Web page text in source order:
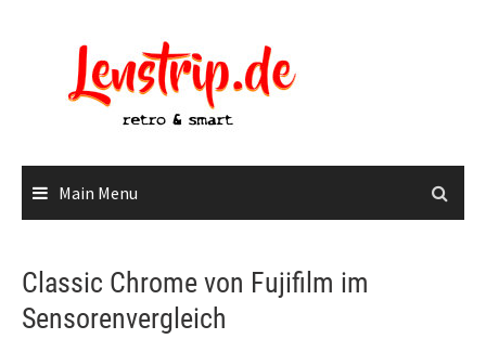
Main Menu
Classic Chrome von Fujifilm im
Sensorenvergleich